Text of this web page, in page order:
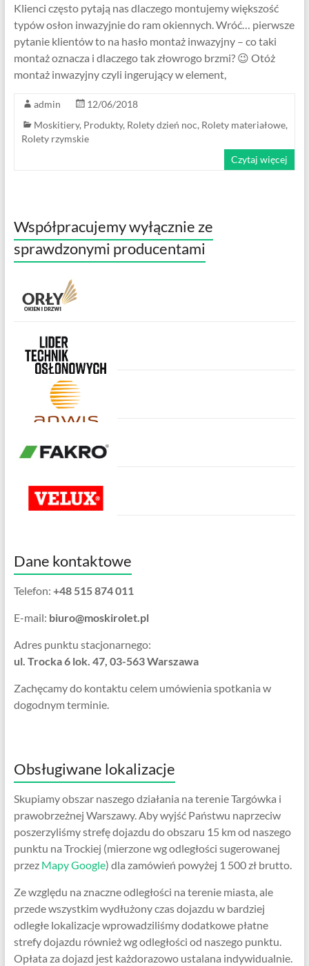
Klienci często pytają nas dlaczego montujemy większość
typów osłon inwazyjnie do ram okiennych. Wróć… pierwsze
pytanie klientów to na hasło montaż inwazyjny – co taki
montaż oznacza i dlaczego tak złowrogo brzmi? 😉 Otóż
montaż inwazyjny czyli ingerujący w element,
admin
12/06/2018
Moskitiery, Produkty, Rolety dzień noc, Rolety materiałowe,
Rolety rzymskie
Czytaj więcej
Współpracujemy wyłącznie ze
sprawdzonymi producentami
Dane kontaktowe
Telefon: +48 515 874 011
E-mail: biuro@moskirolet.pl
Adres punktu stacjonarnego:
ul. Trocka 6 lok. 47, 03-563 Warszawa
Zachęcamy do kontaktu celem umówienia spotkania w
dogodnym terminie.
Obsługiwane lokalizacje
Skupiamy obszar naszego działania na terenie Targówka i
prawobrzeżnej Warszawy. Aby wyjść Państwu naprzeciw
poszerzyliśmy strefę dojazdu do obszaru 15 km od naszego
punktu na Trockiej (mierzone wg odległości sugerowanej
przez Mapy Google) dla zamówień powyżej 1 500 zł brutto.
Ze względu na znaczne odległości na terenie miasta, ale
przede wszystkim wydłużony czas dojazdu w bardziej
odległe lokalizacje wprowadziliśmy dodatkowe płatne
strefy dojazdu również wg odległości od naszego punktu.
Opłata za dojazd jest każdorazowo ustalana indywidualnie.